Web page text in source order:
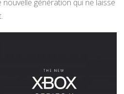
nouvelle génération qui ne laisse